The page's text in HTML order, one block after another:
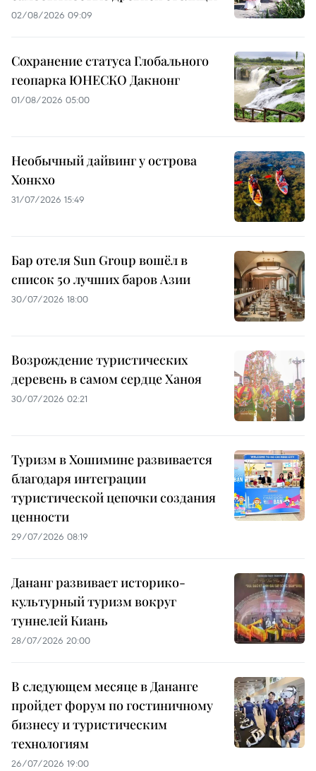
02/08/2026 09:09
Сохранение статуса Глобального
геопарка ЮНЕСКО Дакнонг
01/08/2026 05:00
Необычный дайвинг у острова
Хонкхо
31/07/2026 15:49
Бар отеля Sun Group вошёл в
список 50 лучших баров Азии
30/07/2026 18:00
Возрождение туристических
деревень в самом сердце Ханоя
30/07/2026 02:21
Туризм в Хошимине развивается
благодаря интеграции
туристической цепочки создания
ценности
29/07/2026 08:19
Дананг развивает историко-
культурный туризм вокруг
туннелей Киань
28/07/2026 20:00
В следующем месяце в Дананге
пройдет форум по гостиничному
бизнесу и туристическим
технологиям
26/07/2026 19:00